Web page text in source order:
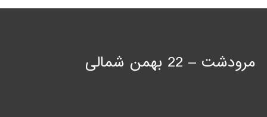
مرودشت – 22 بهمن شمالی